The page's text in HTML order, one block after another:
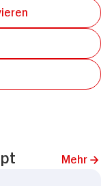
Mehr